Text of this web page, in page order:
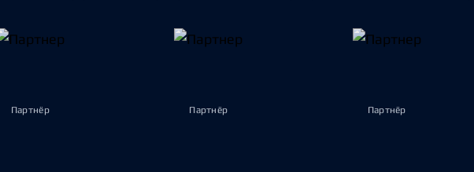
Партнёр Партнёр Партнёр